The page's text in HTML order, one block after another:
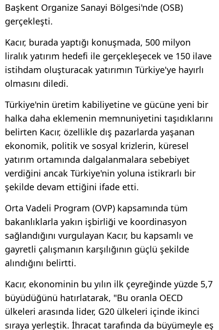
Başkent Organize Sanayi Bölgesi'nde (OSB)
gerçekleşti.
Kacır, burada yaptığı konuşmada, 500 milyon
liralık yatırım hedefi ile gerçekleşecek ve 150 ilave
istihdam oluşturacak yatırımın Türkiye'ye hayırlı
olmasını diledi.
Türkiye'nin üretim kabiliyetine ve gücüne yeni bir
halka daha eklemenin memnuniyetini taşıdıklarını
belirten Kacır, özellikle dış pazarlarda yaşanan
ekonomik, politik ve sosyal krizlerin, küresel
yatırım ortamında dalgalanmalara sebebiyet
verdiğini ancak Türkiye'nin yoluna istikrarlı bir
şekilde devam ettiğini ifade etti.
Orta Vadeli Program (OVP) kapsamında tüm
bakanlıklarla yakın işbirliği ve koordinasyon
sağlandığını vurgulayan Kacır, bu kapsamlı ve
gayretli çalışmanın karşılığının güçlü şekilde
alındığını belirtti.
Kacır, ekonominin bu yılın ilk çeyreğinde yüzde 5,7
büyüdüğünü hatırlatarak, "Bu oranla OECD
ülkeleri arasında lider, G20 ülkeleri içinde ikinci
sıraya yerleştik. İhracat tarafında da büyümeyle eş